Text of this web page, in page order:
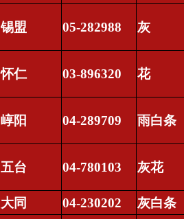
锡盟 05-282988 灰
怀仁 03-896320 花
崞阳 04-289709 雨白条
五台 04-780103 灰花
大同 04-230202
灰白条